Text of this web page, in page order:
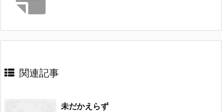
関連記事
未だかえらず